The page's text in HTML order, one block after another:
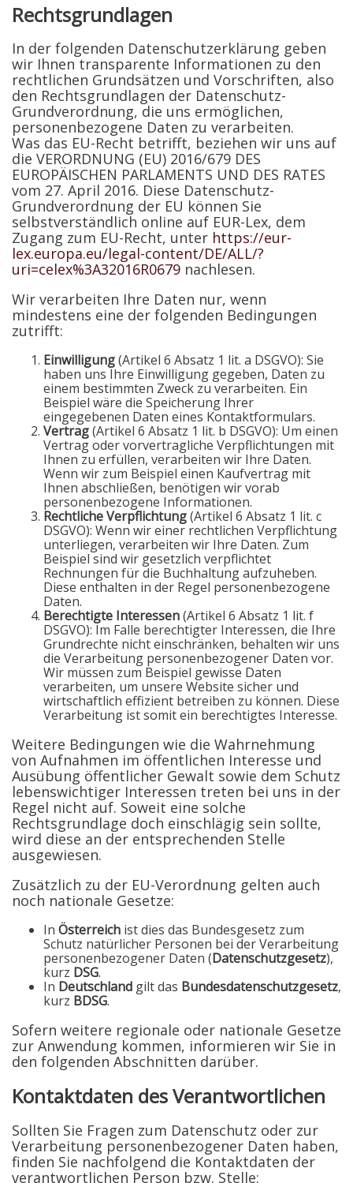
Rechtsgrundlagen
In der folgenden Datenschutzerklärung geben
wir Ihnen transparente Informationen zu den
rechtlichen Grundsätzen und Vorschriften, also
den Rechtsgrundlagen der Datenschutz-
Grundverordnung, die uns ermöglichen,
personenbezogene Daten zu verarbeiten.
Was das EU-Recht betrifft, beziehen wir uns auf
die VERORDNUNG (EU) 2016/679 DES
EUROPÄISCHEN PARLAMENTS UND DES RATES
vom 27. April 2016. Diese Datenschutz-
Grundverordnung der EU können Sie
selbstverständlich online auf EUR-Lex, dem
Zugang zum EU-Recht, unter https://eur-
lex.europa.eu/legal-content/DE/ALL/?
uri=celex%3A32016R0679 nachlesen.
Wir verarbeiten Ihre Daten nur, wenn
mindestens eine der folgenden Bedingungen
zutrifft:
Einwilligung(Artikel 6 Absatz 1 lit. a DSGVO): Sie
haben uns Ihre Einwilligung gegeben, Daten zu
einem bestimmten Zweck zu verarbeiten. Ein
Beispiel wäre die Speicherung Ihrer
eingegebenen Daten eines Kontaktformulars.
Vertrag(Artikel 6 Absatz 1 lit. b DSGVO): Um einen
Vertrag oder vorvertragliche Verpflichtungen mit
Ihnen zu erfüllen, verarbeiten wir Ihre Daten.
Wenn wir zum Beispiel einen Kaufvertrag mit
Ihnen abschließen, benötigen wir vorab
personenbezogene Informationen.
Rechtliche Verpflichtung(Artikel 6 Absatz 1 lit. c
DSGVO): Wenn wir einer rechtlichen Verpflichtung
unterliegen, verarbeiten wir Ihre Daten. Zum
Beispiel sind wir gesetzlich verpflichtet
Rechnungen für die Buchhaltung aufzuheben.
Diese enthalten in der Regel personenbezogene
Daten.
Berechtigte Interessen(Artikel 6 Absatz 1 lit. f
DSGVO): Im Falle berechtigter Interessen, die Ihre
Grundrechte nicht einschränken, behalten wir uns
die Verarbeitung personenbezogener Daten vor.
Wir müssen zum Beispiel gewisse Daten
verarbeiten, um unsere Website sicher und
wirtschaftlich effizient betreiben zu können. Diese
Verarbeitung ist somit ein berechtigtes Interesse.
Weitere Bedingungen wie die Wahrnehmung
von Aufnahmen im öffentlichen Interesse und
Ausübung öffentlicher Gewalt sowie dem Schutz
lebenswichtiger Interessen treten bei uns in der
Regel nicht auf. Soweit eine solche
Rechtsgrundlage doch einschlägig sein sollte,
wird diese an der entsprechenden Stelle
ausgewiesen.
Zusätzlich zu der EU-Verordnung gelten auch
noch nationale Gesetze:
In Österreich ist dies das Bundesgesetz zum
Schutz natürlicher Personen bei der Verarbeitung
personenbezogener Daten (Datenschutzgesetz),
kurz DSG.
In Deutschland gilt das Bundesdatenschutzgesetz,
kurz BDSG.
Sofern weitere regionale oder nationale Gesetze
zur Anwendung kommen, informieren wir Sie in
den folgenden Abschnitten darüber.
Kontaktdaten des Verantwortlichen
Sollten Sie Fragen zum Datenschutz oder zur
Verarbeitung personenbezogener Daten haben,
finden Sie nachfolgend die Kontaktdaten der
verantwortlichen Person bzw. Stelle: